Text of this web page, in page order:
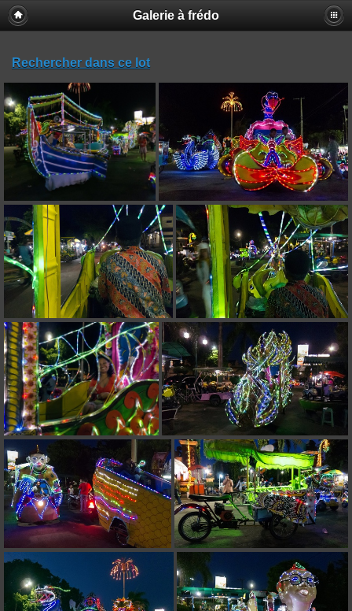
Galerie à frédo
Rechercher dans ce lot